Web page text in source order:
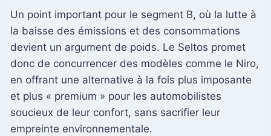
Un point important pour le segment B, où la lutte à
la baisse des émissions et des consommations
devient un argument de poids. Le Seltos promet
donc de concurrencer des modèles comme le Niro,
en offrant une alternative à la fois plus imposante
et plus « premium » pour les automobilistes
soucieux de leur confort, sans sacrifier leur
empreinte environnementale.